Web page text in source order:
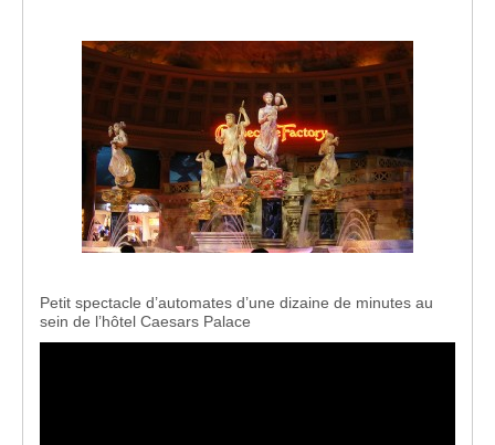
Petit spectacle d’automates d’une dizaine de minutes au
sein de l’hôtel Caesars Palace